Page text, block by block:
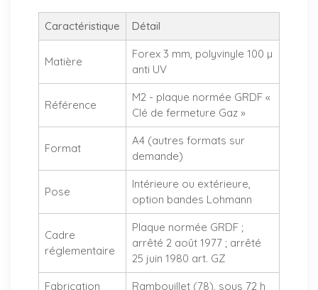
Caractéristique Détail
Matière
Forex 3 mm, polyvinyle 100 µ
anti UV
Référence
M2 - plaque normée GRDF «
Clé de fermeture Gaz »
Format
A4 (autres formats sur
demande)
Pose
Intérieure ou extérieure,
option bandes Lohmann
Cadre
réglementaire
Plaque normée GRDF ;
arrêté 2 août 1977 ; arrêté
25 juin 1980 art. GZ
Fabrication Rambouillet (78), sous 72 h